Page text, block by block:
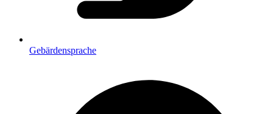
Gebärdensprache